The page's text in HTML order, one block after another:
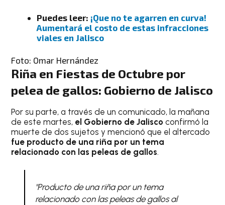
Puedes leer: ¡Que no te agarren en curva!
Aumentará el costo de estas infracciones
viales en Jalisco
Foto: Omar Hernández
Riña en Fiestas de Octubre por
pelea de gallos: Gobierno de Jalisco
Por su parte, a través de un comunicado, la mañana
de este martes, el Gobierno de Jalisco confirmó la
muerte de dos sujetos y mencionó que el altercado
fue producto de una riña por un tema
relacionado con las peleas de gallos.
"Producto de una riña por un tema
relacionado con las peleas de gallos al